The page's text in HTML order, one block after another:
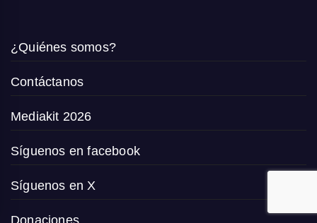
¿Quiénes somos?
Contáctanos
Mediakit 2026
Síguenos en facebook
Síguenos en X